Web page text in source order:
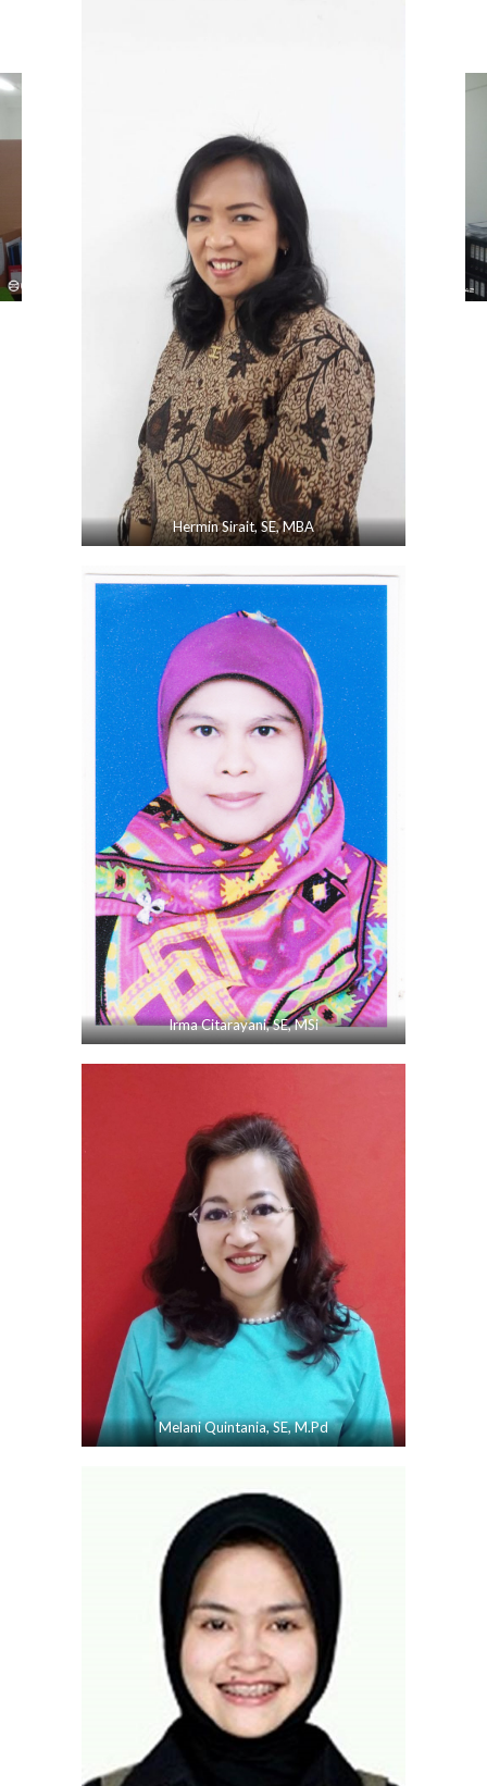
Hermin Sirait, SE, MBA
Irma Citarayani, SE, MSi
Melani Quintania, SE, M.Pd